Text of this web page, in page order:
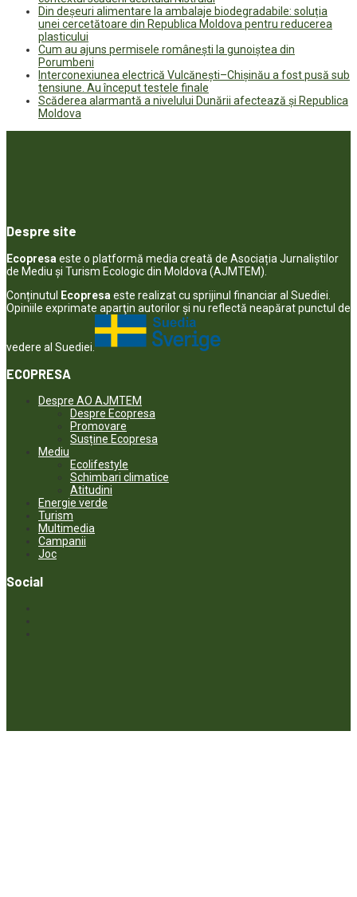
Din deșeuri alimentare la ambalaje biodegradabile: soluția
unei cercetătoare din Republica Moldova pentru reducerea
plasticului
Cum au ajuns permisele românești la gunoiștea din
Porumbeni
Interconexiunea electrică Vulcănești–Chișinău a fost pusă sub
tensiune. Au început testele finale
Scăderea alarmantă a nivelului Dunării afectează și Republica
Moldova
Despre site
Ecopresa este o platformă media creată de Asociația Jurnaliștilor
de Mediu și Turism Ecologic din Moldova (AJMTEM).
Conținutul Ecopresa este realizat cu sprijinul financiar al Suediei.
Opiniile exprimate aparţin autorilor şi nu reflectă neapărat punctul de
vedere al Suediei.
ECOPRESA
Despre AO AJMTEM
Despre Ecopresa
Promovare
Susține Ecopresa
Mediu
Ecolifestyle
Schimbari climatice
Atitudini
Energie verde
Turism
Multimedia
Campanii
Joc
Social